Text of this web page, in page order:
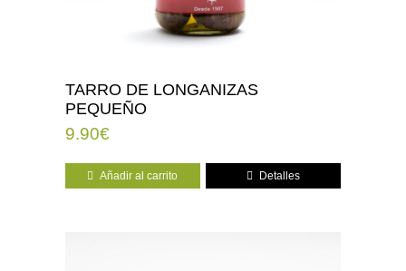
TARRO DE LONGANIZAS
PEQUEÑO
9.90€
Añadir al carrito Detalles